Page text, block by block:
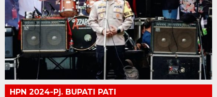
HPN 2024-Pj. BUPATI PATI